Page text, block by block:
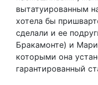
вытатуированным
хотела бы
сделали и ее
Бракамонте) и
которыми она
гарантированный